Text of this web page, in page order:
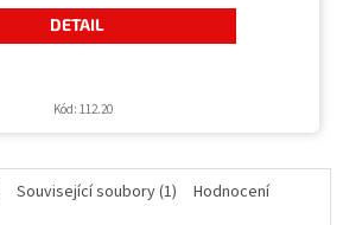
DETAIL
Kód: 112.20
Související soubory (1)
Hodnocení